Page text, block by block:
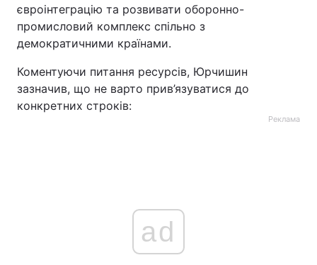
євроінтеграцію та розвивати оборонно-
промисловий комплекс спільно з
демократичними країнами.
Коментуючи питання ресурсів, Юрчишин
зазначив, що не варто прив’язуватися до
конкретних строків:
Реклама
ad